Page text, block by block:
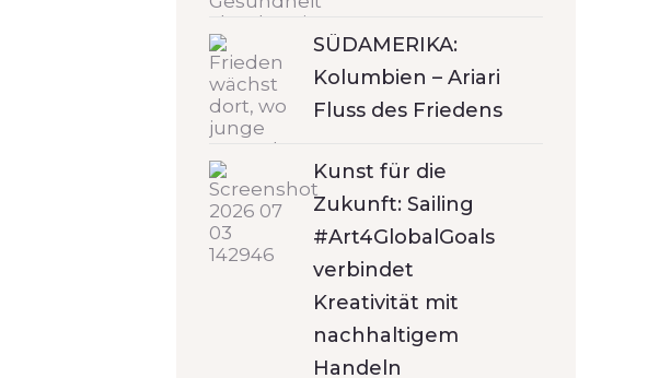
SÜDAMERIKA:
Kolumbien – Ariari
Fluss des Friedens
Kunst für die
Zukunft: Sailing
#Art4GlobalGoals
verbindet
Kreativität mit
nachhaltigem
Handeln